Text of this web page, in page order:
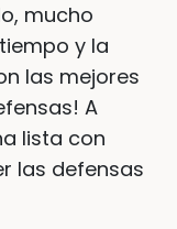
mucho
y la
las mejores
A
lista con
las defensas